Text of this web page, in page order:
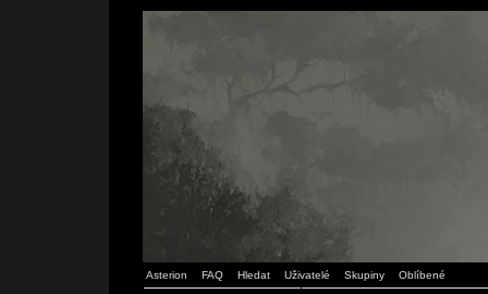
Asterion FAQ Hledat Uživatelé Skupiny Oblíbené